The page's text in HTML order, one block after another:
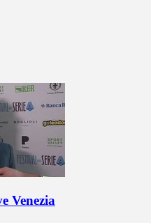
Venezia